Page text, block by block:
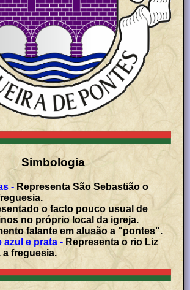
Simbologia
- Representa São Sebastião o
o facto pouco usual de
no próprio local da igreja.
falante em alusão a "pontes".
azul e prata -Representa o rio Liz
a freguesia.